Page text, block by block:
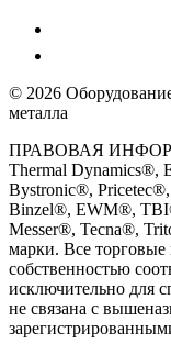
© 2026
металла
ПРАВОВАЯ
Thermal Dynamics®,
Bystronic®,
Binzel®, EWM®,
Messer®, Tecna®,
марки. Все торговые
собственностью
исключительно для
не связана с